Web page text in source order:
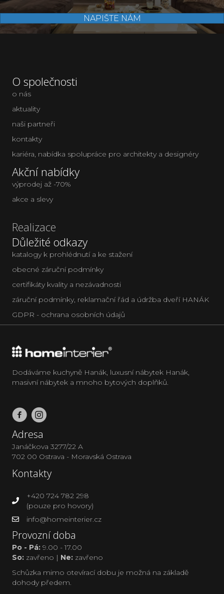
NAPIŠTE NÁM
O společnosti
o nás
aktuality
naši partneři
kontakty
kariéra, nabídka spolupráce pro architekty a designéry
Akční nabídky
výprodej až -70%
akce a slevy
Realizace
Důležité odkazy
katalogy k prohlédnutí a ke stažení
obecné záruční podmínky
certifikáty kvality a nezávadnosti
záruční podmínky, reklamační řád a údržba dveří HANÁK
GDPR - ochrana osobních údajů
Dodáváme kuchyně Hanák, luxusní nábytek Hanák,
masivní nábytek a mnoho bytových doplňků.
Adresa
Janáčkova 3277/22 A
702 00 Ostrava - Moravská Ostrava
Kontakty
+420 724 782 298
(pouze pro hovory)
info@homeinterier.cz
Provozní doba
Po - Pá: 9.00 - 17.00
So: zavřeno | Ne: zavřeno
Schůzka mimo otevírací dobu je možná na základě
dohody předem.